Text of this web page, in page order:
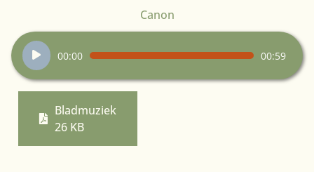
Canon
Audiospeler
00:00 00:59
Bladmuziek
26 KB